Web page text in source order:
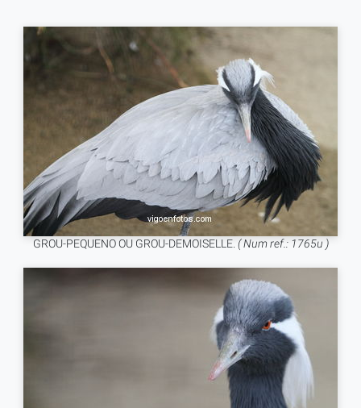
GROU-PEQUENO OU GROU-DEMOISELLE. ( Num ref.: 1765u )